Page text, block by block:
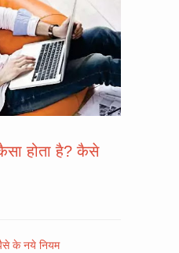
होता है? कैसे
के नये नियम